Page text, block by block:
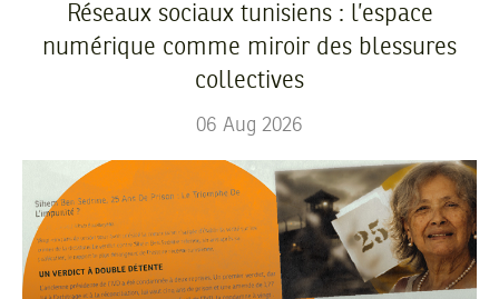
Réseaux sociaux tunisiens : l’espace
numérique comme miroir des blessures
collectives
06 Aug 2026